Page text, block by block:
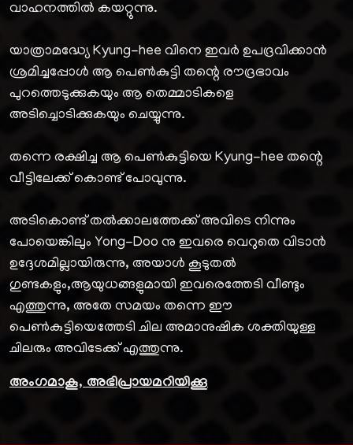
വാഹനത്തിൽ കയറ്റുന്നു.
യാത്രാമദ്ധ്യേ Kyung-hee വിനെ ഇവർ ഉപദ്രവിക്കാൻ
ശ്രമിച്ചപ്പോൾ ആ പെൺകുട്ടി തന്റെ രൗദ്രഭാവം
പുറത്തെടുക്കുകയും ആ തെമ്മാടികളെ
അടിച്ചൊടിക്കുകയും ചെയ്യുന്നു.
തന്നെ രക്ഷിച്ച ആ പെൺകുട്ടിയെ Kyung-hee തന്റെ
വീട്ടിലേക്ക് കൊണ്ട് പോവുന്നു.
അടികൊണ്ട് തൽക്കാലത്തേക്ക് അവിടെ നിന്നും
പോയെങ്കിലും Yong-Doo നു ഇവരെ വെറുതെ വിടാൻ
ഉദ്ദേശമില്ലായിരുന്നു, അയാൾ കൂടുതൽ
ഗുണ്ടകളും,ആയുധങ്ങളുമായി ഇവരെത്തേടി വീണ്ടും
എത്തുന്നു, അതേ സമയം തന്നെ ഈ
പെൺകുട്ടിയെത്തേടി ചില അമാനുഷിക ശക്തിയുള്ള
ചിലരും അവിടേക്ക് എത്തുന്നു.
അംഗമാകൂ, അഭിപ്രായമറിയിക്കൂ